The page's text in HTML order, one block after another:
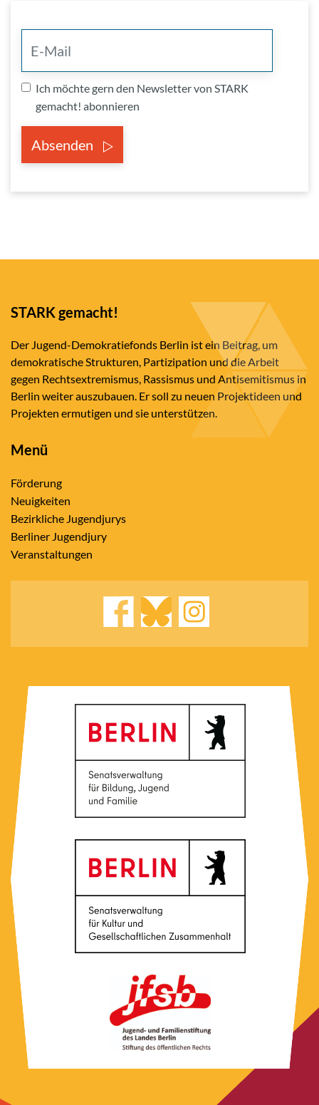
Ich möchte gern den Newsletter von STARK
gemacht! abonnieren
Absenden
STARK gemacht!
Der Jugend-Demokratiefonds Berlin ist ein Beitrag, um
demokratische Strukturen, Partizipation und die Arbeit
gegen Rechtsextremismus, Rassismus und Antisemitismus in
Berlin weiter auszubauen. Er soll zu neuen Projektideen und
Projekten ermutigen und sie unterstützen.
Menü
Förderung
Neuigkeiten
Bezirkliche Jugendjurys
Berliner Jugendjury
Veranstaltungen